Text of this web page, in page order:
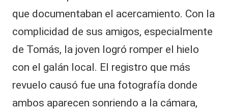
que documentaban el acercamiento. Con la
complicidad de sus amigos, especialmente
de Tomás, la joven logró romper el hielo
con el galán local. El registro que más
revuelo causó fue una fotografía donde
ambos aparecen sonriendo a la cámara,